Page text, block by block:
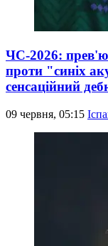
ЧС-2026:
проти "синіх
сенсаційний
09 червня, 05:15